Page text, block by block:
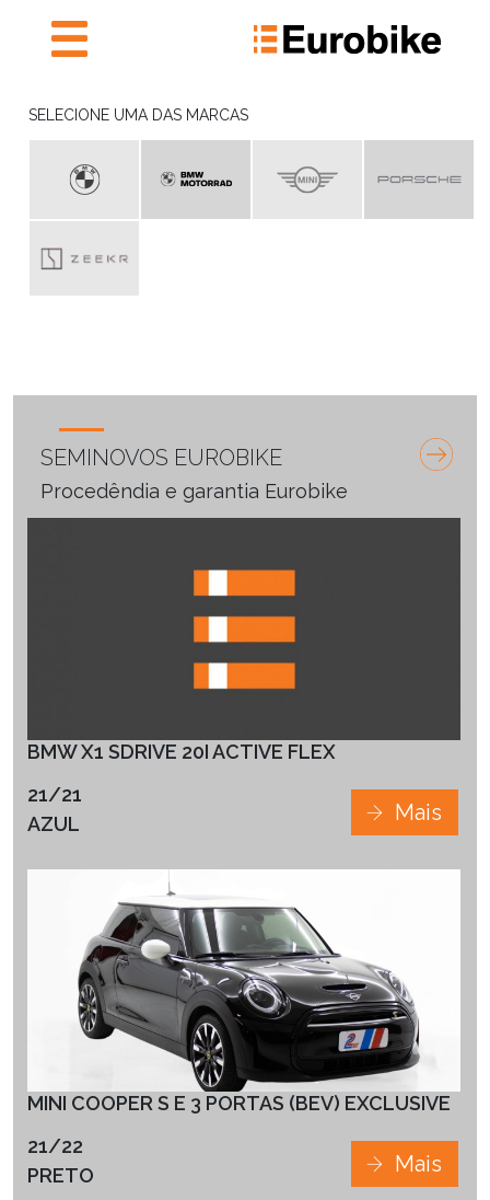
PRONTA ENTREGA
PRONTA ENTREGA
AGENDAR SERVIÇOS
SELECIONE UMA DAS MARCAS
SEMINOVOS EUROBIKE
Procedêndia e garantia Eurobike
BMW X1 SDRIVE 20I ACTIVE FLEX
21/21
AZUL
Mais
MINI COOPER S E 3 PORTAS (BEV) EXCLUSIVE
21/22
PRETO
Mais